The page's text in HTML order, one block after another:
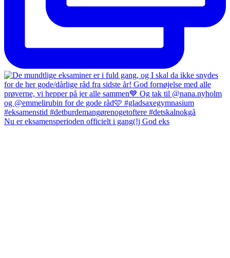
Nu er eksamensperioden officielt i gang(!j God eks